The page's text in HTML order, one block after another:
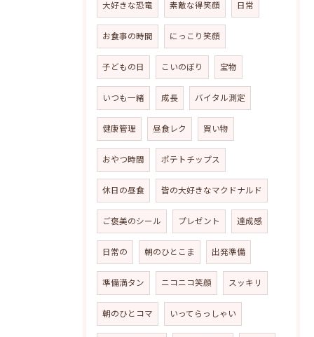
大好きな恐竜 素敵な得笑顔 日常
お食事の時間 にっこり笑顔
子どもの日 こいのぼり 宝物
いつも一緒 成長 バイタル測定
健康管理 昼食レク 買い物
おやつ時間 ポテトチップス
休日の昼食 皆の大好きなマクドナルド
ご褒美のシール プレゼント 達成感
日常の 朝のひとこま 出発準備
準備満タン ニコニコ笑顔 スッキリ
朝のひとコマ いってらっしゃい